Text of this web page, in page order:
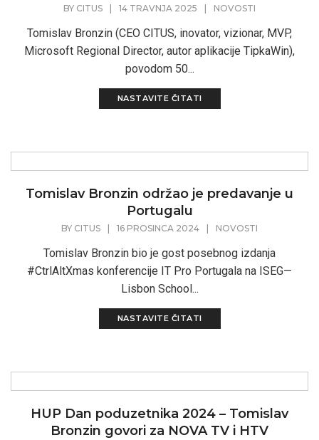
BY CITUS 14 TRAVNJA 2025 NOVOSTI
Tomislav Bronzin (CEO CITUS, inovator, vizionar, MVP,
Microsoft Regional Director, autor aplikacije TipkaWin),
povodom 50...
NASTAVITE ČITATI
Tomislav Bronzin održao je predavanje u
Portugalu
BY CITUS 16 PROSINCA 2024 NOVOSTI
Tomislav Bronzin bio je gost posebnog izdanja
#CtrlAltXmas konferencije IT Pro Portugala na ISEG—
Lisbon School...
NASTAVITE ČITATI
HUP Dan poduzetnika 2024 – Tomislav
Bronzin govori za NOVA TV i HTV